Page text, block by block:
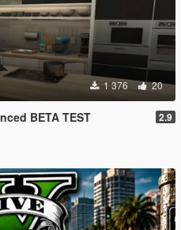
1 376 20
BETA TEST 2.9